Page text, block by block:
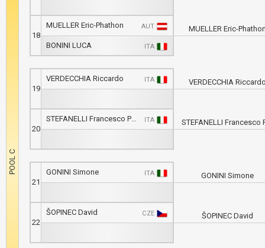
18
MUELLER Eric-Phathon AUT
BONINI LUCA ITA
19
VERDECCHIA Riccardo ITA
20
STEFANELLI Francesco Pio ITA
21
GONINI Simone ITA
22
ŠOPINEC David CZE
MUELLER Eric-
VERDECCHIA
STEFANELLI Francesco
GONINI Simone
ŠOPINEC David